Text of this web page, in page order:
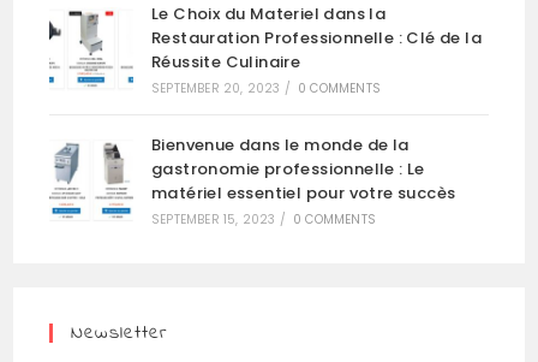
Le Choix du Materiel dans la
Restauration Professionnelle : Clé de la
Réussite Culinaire
SEPTEMBER 20, 2023 / 0 COMMENTS
Bienvenue dans le monde de la
gastronomie professionnelle : Le
matériel essentiel pour votre succès
SEPTEMBER 15, 2023 / 0 COMMENTS
Newsletter